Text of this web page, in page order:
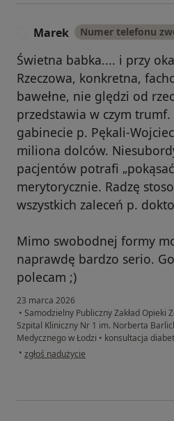
Marek Numer telefonu
Świetna babka.... i przy
Rzeczowa, konkretna,
bawełne, nie ględzi od
przedstawia w czym
gabinecie p. Pękali-
miliona dolców.
pacjentów potrafi
merytorycznie. Radzę
wszystkich zaleceń p.
Mimo swobodnej formy
naprawdę bardzo serio.
polecam ;)
23 marca 2026
• Samodzielny Publiczny Zakład Opieki
Szpital Kliniczny Nr 1 im. Norberta
Medycznego w Łodzi • konsultacja
• w opinii użytkownika Marek
zgłoś nadużycie